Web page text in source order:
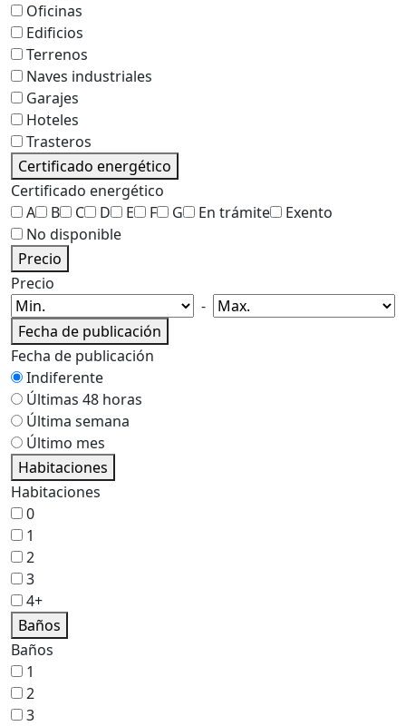
Oficinas
Edificios
Terrenos
Naves industriales
Garajes
Hoteles
Trasteros
Certificado energético
Certificado energético
A
B C D E F G En trámite
Exento
No disponible
Precio
Precio
-
Fecha de publicación
Fecha de publicación
Indiferente
Últimas 48 horas
Última semana
Último mes
Habitaciones
Habitaciones
0
1
2
3
4+
Baños
Baños
1
2
3